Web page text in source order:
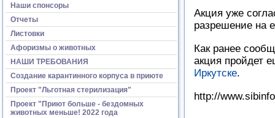
Наши спонсоры
Отчеты
Листовки
Афоризмы о животных
НАШИ ТРЕБОВАНИЯ
Создание карантинного корпуса в приюте
Проект "Льготная стерилизация"
Проект "Приют больше - бездомных
животных меньше! 2022 года
Акция уже
разрешение на
Как ранее
акция пройдет
Иркутске.
http://